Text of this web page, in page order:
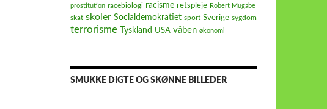
prostitution racebiologi racisme retspleje Robert Mugabe
skat skoler Socialdemokratiet sport Sverige sygdom
terrorisme Tyskland USA våben økonomi
SMUKKE DIGTE OG SKØNNE BILLEDER